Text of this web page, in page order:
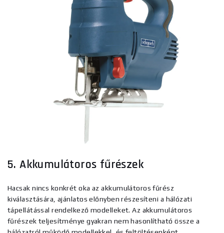
5. Akkumulátoros fűrészek
Hacsak nincs konkrét oka az akkumulátoros fűrész
kiválasztására, ajánlatos előnyben részesíteni a hálózati
tápellátással rendelkező modelleket. Az akkumulátoros
fűrészek teljesítménye gyakran nem hasonlítható össze a